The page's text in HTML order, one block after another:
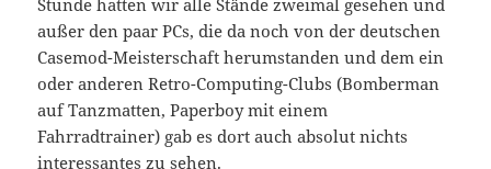
Stunde hatten wir alle Stände zweimal gesehen und
außer den paar PCs, die da noch von der deutschen
Casemod-Meisterschaft herumstanden und dem ein
oder anderen Retro-Computing-Clubs (Bomberman
auf Tanzmatten, Paperboy mit einem
Fahrradtrainer) gab es dort auch absolut nichts
interessantes zu sehen.